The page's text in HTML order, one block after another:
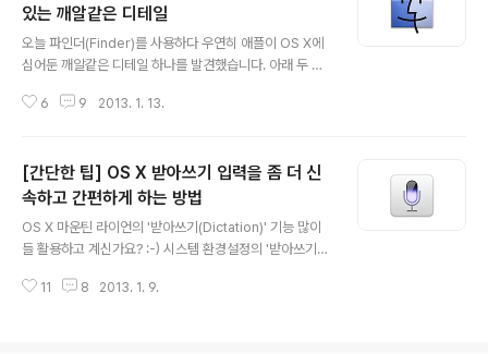
있는 깨알같은 디테일
오늘 파인더(Finder)를 사용하다 우연히 애플이 OS X에
심어둔 깨알같은 디테일 하나를 발견했습니다. 아래 두 이
의 모습입니다. 숨은 그림찾기하듯 두 이미지에 어떤 부분
가, 아니면 비어있는가 입니다. ▼계층 보기에서 특정 폴더
를 방향키(↑, ↓)로 선택한 경우는 폴더 옆의 삼각형 아이
콘이 비어있게 되는데, 폴더의 포커스가 아직 오른쪽 계층
(컬럼)으로 넘어가지 않았다는 것을 의미합니다. ▼ 따라서
command + a 단축키를 사용하더라도 오른쪽 계층이 아
닌 왼쪽 계층에서 전체 선택이 이뤄집니다. ▼ 반대로 폴더
6 9 2013. 1. 13.
[간단한 팁] OS X 받아쓰기 입력을 좀 더 신
속하고 간편하게 하는 방법
OS X 마운틴 라이언의 '받아쓰기(Dictation)' 기능 많이
들 활용하고 계신가요? :-) 시스템 환경설정의 '받아쓰기
면 기본적으로 fn 키를 콕! 콕! 연속으로 눌러 사용자 음성
11 8 2013. 1. 9.